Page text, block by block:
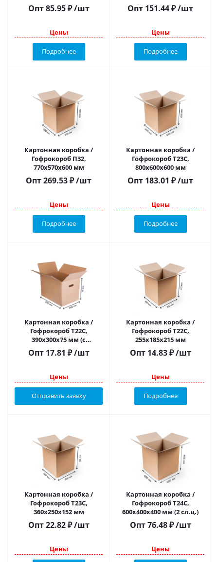
Опт85.95 ₽ /шт
Цены
Подробнее
Опт 151.44₽/шт
Цены
Подробнее
Картонная коробка /
Гофрокороб П32,
770х570х600 мм
Опт269.53₽/шт
Цены
Подробнее
Картонная коробка /
Гофрокороб Т23С,
800х600х600 мм
Опт 183.01 ₽/шт
Цены
Подробнее
Картонная коробка /
Гофрокороб Т22С,
390х300х75 мм (с
прорубной ручкой)
Опт17.81 ₽ /шт
Цены
Отправить заявку
Картонная коробка /
Гофрокороб Т22C,
255х185х215 мм
Опт14.83 ₽ /шт
Цены
Подробнее
Картонная коробка /
Гофрокороб Т23С,
360х250х152 мм
Опт22.82 ₽ /шт
Цены
Картонная коробка /
Гофрокороб Т24С,
600х400х400 мм (2 сл.ц.)
Опт76.48 ₽ /шт
Цены